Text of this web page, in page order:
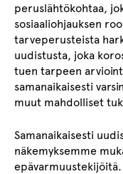
peruslähtökohtaa,
sosiaaliohjauksen
tarveperusteista
uudistusta, joka
tuen tarpeen
samanaikaisesti
muut mahdolliset
Samanaikaisesti
näkemyksemme